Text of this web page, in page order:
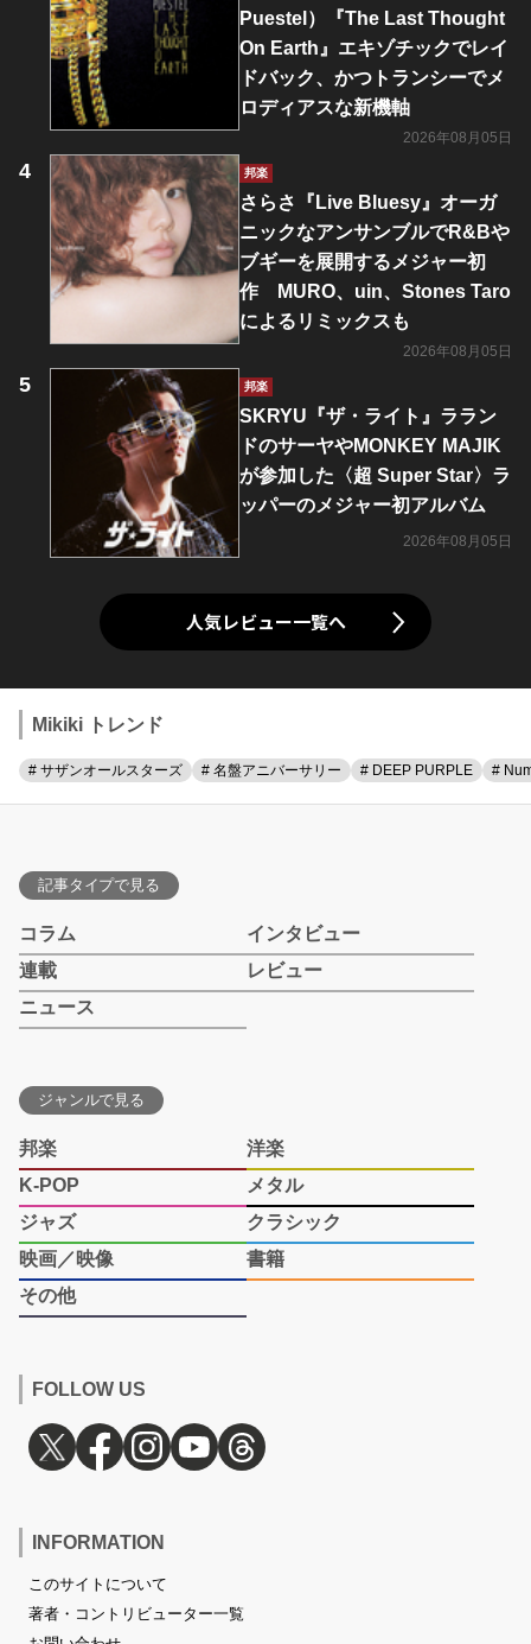
Puestel）『The Last Thought
On Earth』エキゾチックでレイ
ドバック、かつトランシーでメ
ロディアスな新機軸
2026年08月05日
邦楽
さらさ『Live Bluesy』オーガ
ニックなアンサンブルでR&Bや
ブギーを展開するメジャー初
作 MURO、uin、Stones Taro
によるリミックスも
2026年08月05日
邦楽
SKRYU『ザ・ライト』ララン
ドのサーヤやMONKEY MAJIK
が参加した〈超 Super Star〉ラ
ッパーのメジャー初アルバム
2026年08月05日
人気レビュー一覧へ
Mikiki トレンド
# サザンオールスターズ # 名盤アニバーサリー # DEEP PURPLE #
記事タイプで見る
コラム
インタビュー
連載
レビュー
ニュース
ジャンルで見る
邦楽
洋楽
K-POP
メタル
ジャズ
クラシック
映画／映像
書籍
その他
FOLLOW US
INFORMATION
このサイトについて
著者・コントリビューター一覧